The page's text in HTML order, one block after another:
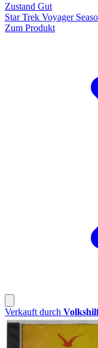
Zustand Gut
Star Trek Voyager
Zum Produkt
Verkauft durch